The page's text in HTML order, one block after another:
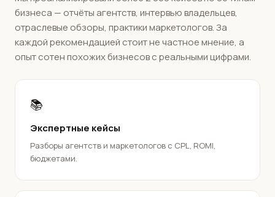
бизнеса — отчёты агентств, интервью владельцев,
отраслевые обзоры, практики маркетологов. За
каждой рекомендацией стоит не частное мнение, а
опыт сотен похожих бизнесов с реальными цифрами.
📚
Экспертные кейсы
Разборы агентств и маркетологов с CPL, ROMI,
бюджетами.